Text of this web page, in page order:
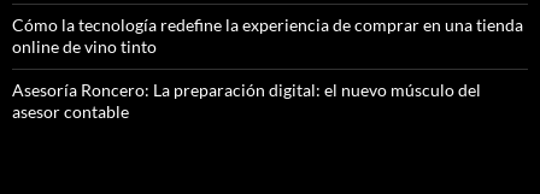
Cómo la tecnología redefine la experiencia de comprar en una tienda
online de vino tinto
Asesoría Roncero: La preparación digital: el nuevo músculo del
asesor contable